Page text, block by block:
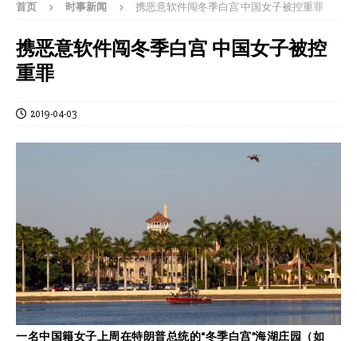
首页 时事新闻 携恶意软件闯冬季白宫 中国女子被控重罪
携恶意软件闯冬季白宫 中国女子被控
重罪
2019-04-03
一名中国籍女子上周在特朗普总统的“冬季白宫”海湖庄园（如